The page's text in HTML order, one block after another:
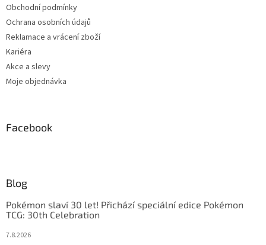
Obchodní podmínky
Ochrana osobních údajů
Reklamace a vrácení zboží
Kariéra
Akce a slevy
Moje objednávka
Facebook
Blog
Pokémon slaví 30 let! Přichází speciální edice Pokémon
TCG: 30th Celebration
7.8.2026